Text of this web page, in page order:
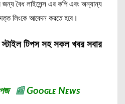
জন্য বৈধ লাইসেন্স এর কপি এবং অন্যান্য
লিংকে আবেদন করতে হবে।
স্টাইল টিপস সহ সকল খবর সবার
📰 Gᴏᴏɢʟᴇ Nᴇᴡs